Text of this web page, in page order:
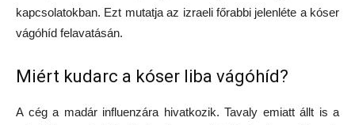
kapcsolatokban. Ezt mutatja az izraeli főrabbi jelenléte a kóser
vágóhíd felavatásán.
Miért kudarc a kóser liba vágóhíd?
A cég a madár influenzára hivatkozik. Tavaly emiatt állt is a